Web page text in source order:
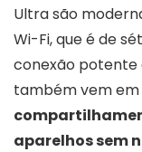
Ultra são
Wi-Fi, que é de
conexão potente
também vem
aparelhos sem